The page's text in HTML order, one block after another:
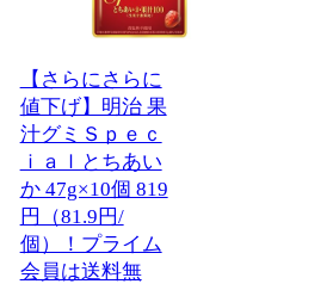
【さらにさらに
値下げ】明治 果
汁グミＳｐｅｃ
ｉａｌとちあい
か 47g×10個 819
円（81.9円/
個）！プライム
会員は送料無